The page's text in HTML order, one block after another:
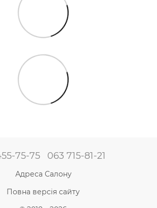
75-75 063 715-81-21
Адреса Салону
Повна версія сайту